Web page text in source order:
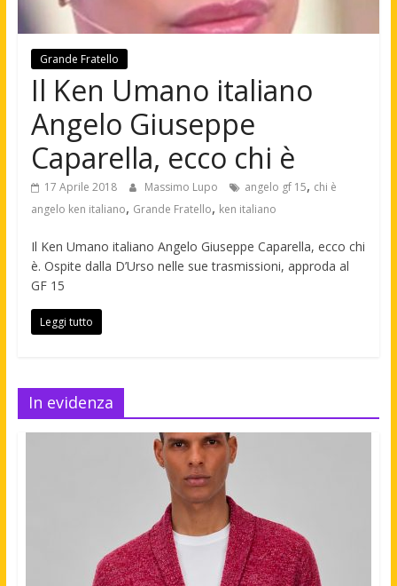
Grande Fratello
Il Ken Umano italiano
Angelo Giuseppe
Caparella, ecco chi è
17 Aprile 2018 Massimo Lupo angelo gf 15, chi è
angelo ken italiano, Grande Fratello, ken italiano
Il Ken Umano italiano Angelo Giuseppe Caparella, ecco chi
è. Ospite dalla D’Urso nelle sue trasmissioni, approda al
GF 15
Leggi tutto
In evidenza